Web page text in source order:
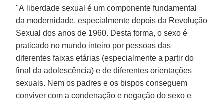
"A liberdade sexual é um componente fundamental
da modernidade, especialmente depois da Revolução
Sexual dos anos de 1960. Desta forma, o sexo é
praticado no mundo inteiro por pessoas das
diferentes faixas etárias (especialmente a partir do
final da adolescência) e de diferentes orientações
sexuais. Nem os padres e os bispos conseguem
conviver com a condenação e negação do sexo e